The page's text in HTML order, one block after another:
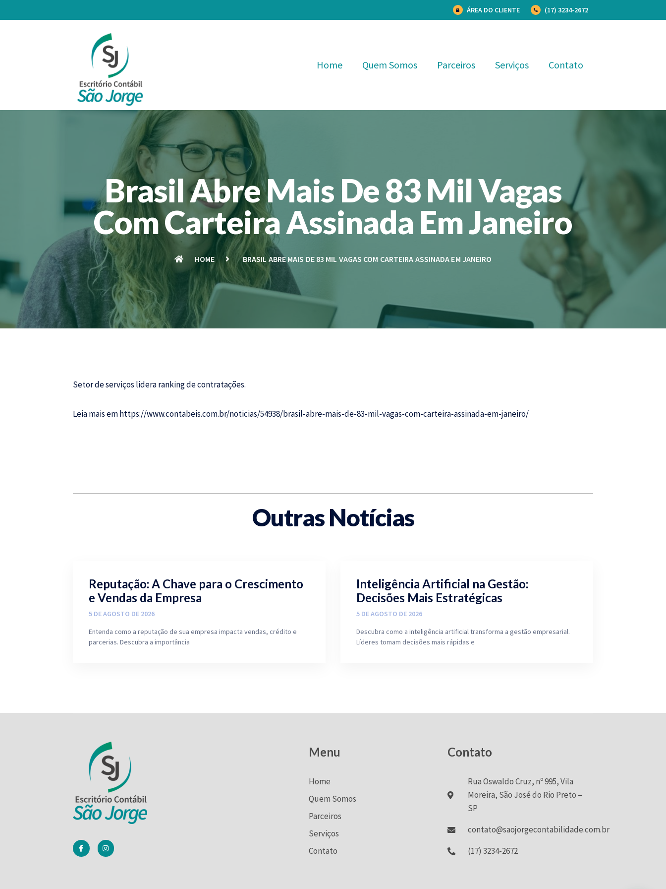
ÁREA DO CLIENTE (17) 3234-2672
Home Quem Somos Parceiros Serviços Contato
Brasil Abre Mais De 83 Mil Vagas
Com Carteira Assinada Em Janeiro
HOME BRASIL ABRE MAIS DE 83 MIL VAGAS COM CARTEIRA ASSINADA EM JANEIRO
Setor de serviços lidera ranking de contratações.
Leia mais emhttps://www.contabeis.com.br/noticias/54938/brasil-abre-mais-de-83-mil-vagas-com-carteira-assinada-em-janeiro/
Outras Notícias
Reputação: A Chave para o Crescimento
e Vendas da Empresa
5 DE AGOSTO DE 2026
Entenda como a reputação de sua empresa impacta vendas, crédito e
parcerias. Descubra a importância
Inteligência Artificial na Gestão:
Decisões Mais Estratégicas
5 DE AGOSTO DE 2026
Descubra como a inteligência artificial transforma a gestão empresarial.
Líderes tomam decisões mais rápidas e
Menu
Home
Quem Somos
Parceiros
Serviços
Contato
Contato
Rua Oswaldo Cruz, nº 995, Vila
Moreira, São José do Rio Preto –
SP
contato@saojorgecontabilidade.com.br
(17) 3234-2672